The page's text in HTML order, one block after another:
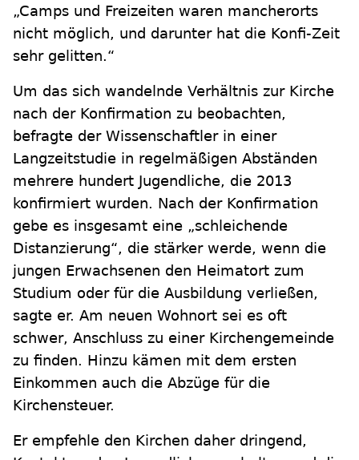
„Camps und Freizeiten waren mancherorts
nicht möglich, und darunter hat die Konfi-Zeit
sehr gelitten.“
Um das sich wandelnde Verhältnis zur Kirche
nach der Konfirmation zu beobachten,
befragte der Wissenschaftler in einer
Langzeitstudie in regelmäßigen Abständen
mehrere hundert Jugendliche, die 2013
konfirmiert wurden. Nach der Konfirmation
gebe es insgesamt eine „schleichende
Distanzierung“, die stärker werde, wenn die
jungen Erwachsenen den Heimatort zum
Studium oder für die Ausbildung verließen,
sagte er. Am neuen Wohnort sei es oft
schwer, Anschluss zu einer Kirchengemeinde
zu finden. Hinzu kämen mit dem ersten
Einkommen auch die Abzüge für die
Kirchensteuer.
Er empfehle den Kirchen daher dringend,